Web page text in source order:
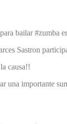
bailar #zumba
Sastron
causa!!
una importante